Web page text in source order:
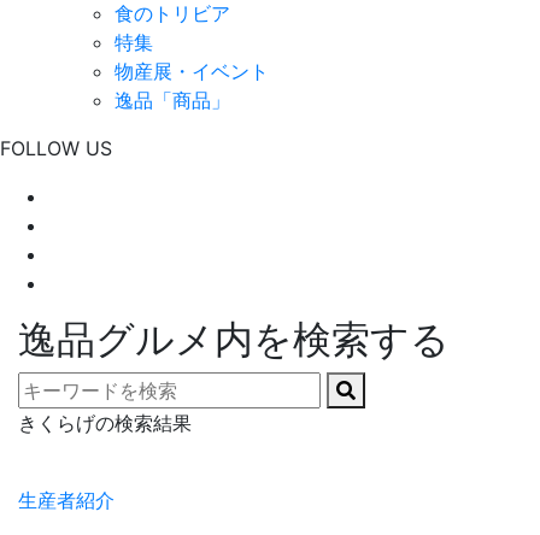
食のトリビア
特集
物産展・イベント
逸品「商品」
FOLLOW US
逸品グルメ内を検索する
きくらげの検索結果
生産者紹介